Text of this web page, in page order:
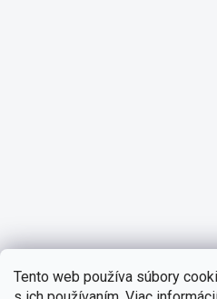
Tento web používa súbory